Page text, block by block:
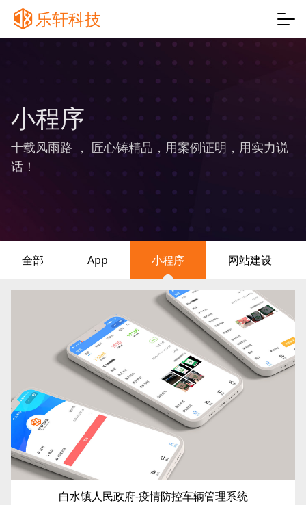
乐轩科技
小程序
十载风雨路 ， 匠心铸精品，用案例证明，用实力说
话！
全部 App 小程序 网站建设
白水镇人民政府-疫情防控车辆管理系统